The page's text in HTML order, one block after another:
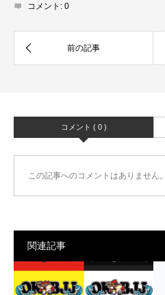
コメント: 0
コメント ( 0 )
この記事へのコメントはありません。
関連記事